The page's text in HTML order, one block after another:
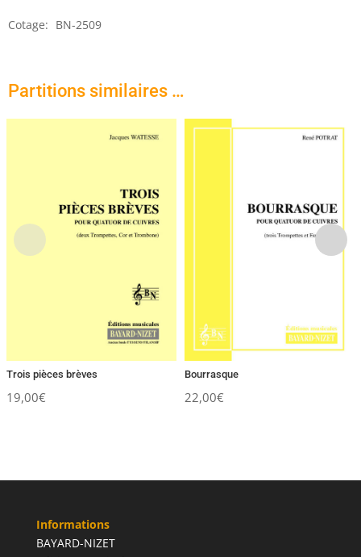
Cotage: BN-2509
Partitions similaires …
Trois pièces brèves
19,00€
Bourrasque
22,00€
Informations
BAYARD-NIZET